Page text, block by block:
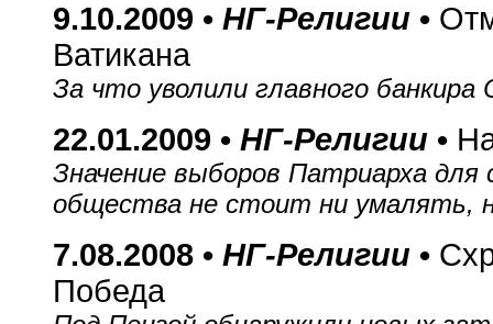
9.10.2009 • НГ-Религии •
Ватикана
За что уволили главного
22.01.2009 • НГ-Религии •
Значение выборов Патриарха для
общества не стоит ни умалять,
7.08.2008 • НГ-Религии •
Победа